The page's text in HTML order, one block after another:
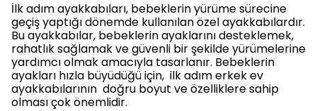
İlk adım ayakkabıları, bebeklerin yürüme sürecine
geçiş yaptığı dönemde kullanılan özel ayakkabılardır.
Bu ayakkabılar, bebeklerin ayaklarını desteklemek,
rahatlık sağlamak ve güvenli bir şekilde yürümelerine
yardımcı olmak amacıyla tasarlanır. Bebeklerin
ayakları hızla büyüdüğü için, ilk adım erkek ev
ayakkabılarının doğru boyut ve özelliklere sahip
olması çok önemlidir.